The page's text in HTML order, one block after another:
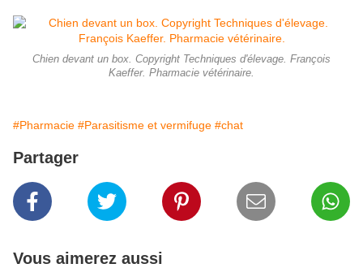
Chien devant un box. Copyright Techniques d'élevage. François
Kaeffer. Pharmacie vétérinaire.
#Pharmacie #Parasitisme et vermifuge #chat
Partager
Vous aimerez aussi